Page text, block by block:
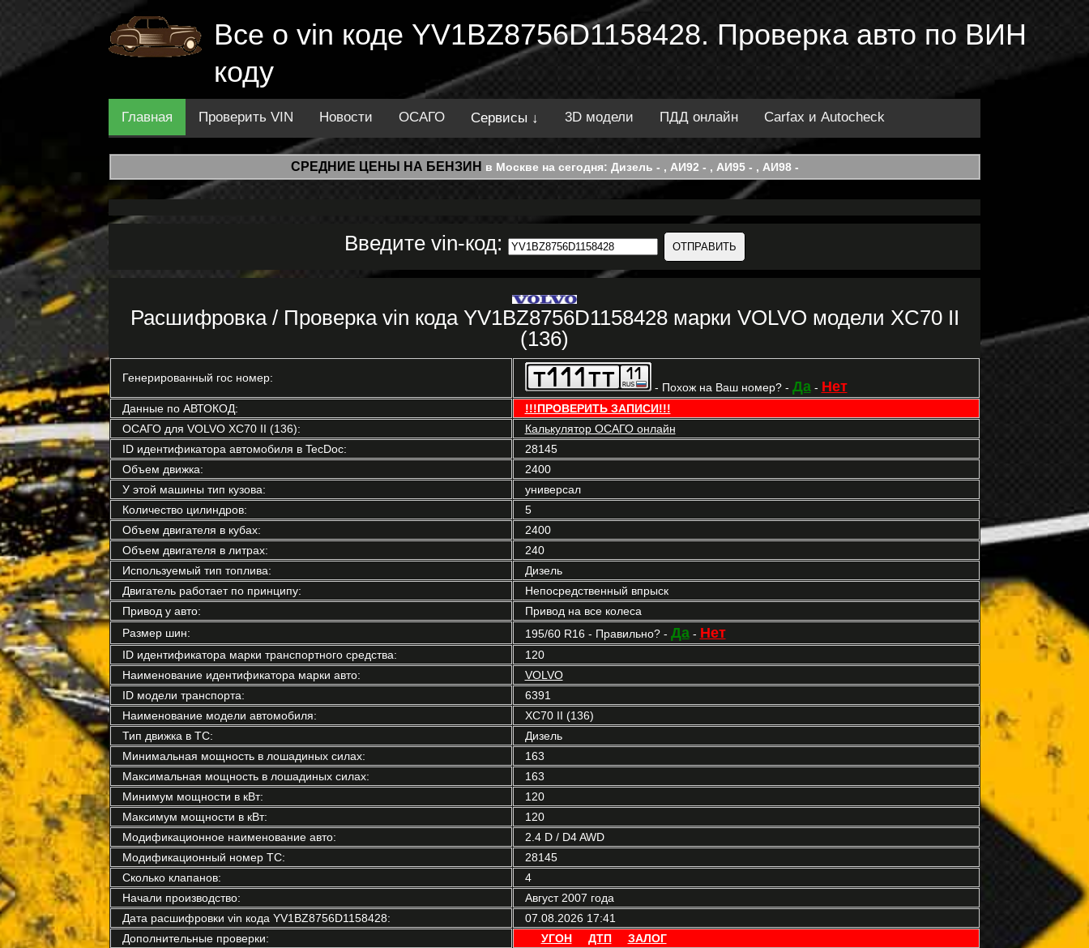
Все о vin коде YV1BZ8756D1158428. Проверка авто по ВИН
коду
Главная Проверить VIN Новости ОСАГО Сервисы ↓ 3D модели ПДД онлайн Carfax и Autocheck
СРЕДНИЕ ЦЕНЫ НА БЕНЗИН в Москве на сегодня: Дизель - , АИ92 - , АИ95 - , АИ98 -
Введите vin-код:
Расшифровка / Проверка vin кода YV1BZ8756D1158428 марки VOLVO модели XC70 II
(136)
Генерированный гос номер:
- Похож на Ваш номер? - Да- Нет
Данные по АВТОКОД:
!!!ПРОВЕРИТЬ ЗАПИСИ!!!
ОСАГО для VOLVO XC70 II (136):
Калькулятор ОСАГО онлайн
ID идентификатора автомобиля в TecDoc:
28145
Объем движка:
2400
У этой машины тип кузова:
универсал
Количество цилиндров:
5
Объем двигателя в кубах:
2400
Объем двигателя в литрах:
240
Используемый тип топлива:
Дизель
Двигатель работает по принципу:
Непосредственный впрыск
Привод у авто:
Привод на все колеса
Размер шин:
195/60 R16 - Правильно? - Да- Нет
ID идентификатора марки транспортного средства:
120
Наименование идентификатора марки авто:
VOLVO
ID модели транспорта:
6391
Наименование модели автомобиля:
XC70 II (136)
Тип движка в ТС:
Дизель
Минимальная мощность в лошадиных силах:
163
Максимальная мощность в лошадиных силах:
163
Минимум мощности в кВт:
120
Максимум мощности в кВт:
120
Модификационное наименование авто:
2.4 D / D4 AWD
Модификационный номер ТС:
28145
Сколько клапанов:
4
Начали производство:
Август 2007 года
Дата расшифровки vin кода YV1BZ8756D1158428:
07.08.2026 17:41
Дополнительные проверки:
УГОН ДТП ЗАЛОГ